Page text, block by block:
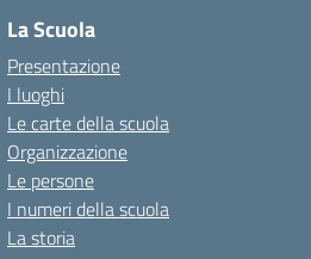
La Scuola
Presentazione
I luoghi
Le carte della scuola
Organizzazione
Le persone
I numeri della scuola
La storia